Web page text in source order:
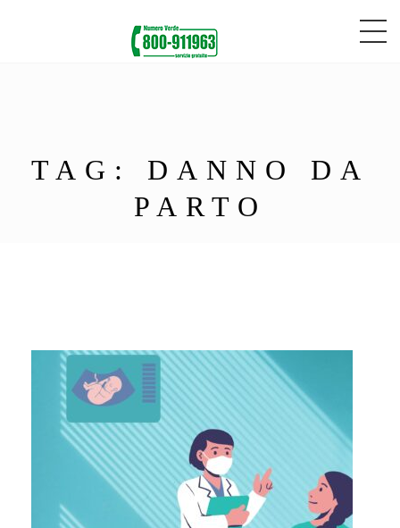
TAG: DANNO DA
PARTO